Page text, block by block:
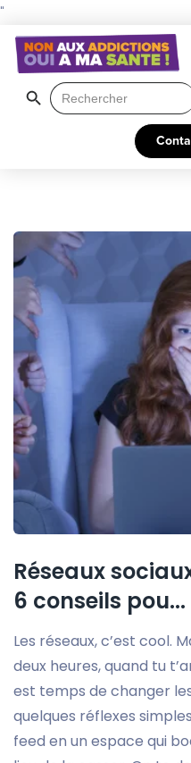
"
Search
for:
Search Button
Réseaux
6 conseils pou...
Les réseaux, c’est cool.
deux heures, quand tu
est temps de changer
quelques réflexes
feed en un espace qui